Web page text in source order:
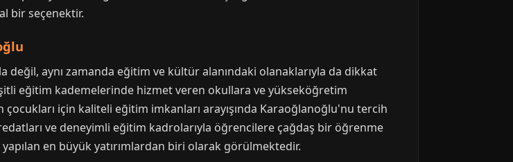
bir seçenektir.
değil, aynı zamanda eğitim ve kültür alanındaki olanaklarıyla da dikkat
eğitim kademelerinde hizmet veren okullara ve yükseköğretim
için kaliteli eğitim imkanları arayışında Karaoğlanoğlu'nu tercih
ve deneyimli eğitim kadrolarıyla öğrencilere çağdaş bir öğrenme
en büyük yatırımlardan biri olarak görülmektedir.